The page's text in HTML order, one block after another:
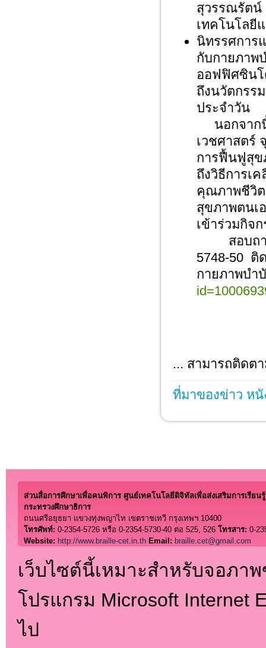
สุวรรณรัตน์
เทคโนโลยี
นิทรรศการ
กับกายภาพ
ออฟฟิศซินโ
ถึงนวัตกรร
ประจำวัน
นอกจากนี้
เวชศาสตร์
การฟื้นฟูสุข
ถึงวิธีการเ
คุณภาพชีวิต
สุขภาพตนเ
เข้าร่วมกิจ
สอบถามข้
5748-50 ติ
กายภาพบ
... สามารถติดต
ที่มาของข่าว ห
ส่วนสื่อการศึกษาเพื่อคนพิการ ศูนย์เทคโนโลยีดิจิทัลเพื่อส่งเสริมการเรียนรู้
กระทรวงศึกษาธิการ
ถนนศรีอยุธยา แขวงทุ่งพญาไท เขตราชเทวี กรุงเทพฯ 10400
โทรศัพท์: 0-2354-5726 หรือ 0-2354-5730-40 ต่อ 525, 526 โทรสาร: 0-
Website: http://www.braille-cet.in.th Email: braille.cet@gmail.com
เว็บไซต์นี้เหมาะสำหรับจอภา
โปรแกรม Microsoft Internet
ไป